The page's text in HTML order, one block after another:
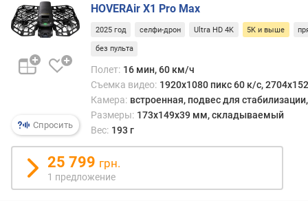
и
С
в
а
м
п
о
т
е
д
о
б
а
Спросить
HOVERAir X1 Pro Max
2025 год селфи-дрон Ultra HD 4K 5K и выше
без пульта
Полет: 16 мин, 60 км/ч
Съемка видео: 1920x1080 пикс 60 к/с,
Камера: встроенная, подвес для
Размеры: 173x149x39 мм, складываемый
Вес: 193 г
25 799 грн.
1 предложение